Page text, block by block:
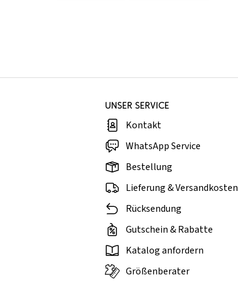
UNSER SERVICE
Kontakt
WhatsApp Service
Bestellung
Lieferung & Versandkosten
Rücksendung
Gutschein & Rabatte
Katalog anfordern
Größenberater